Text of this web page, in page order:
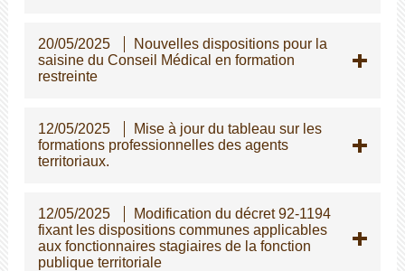
20/05/2025
Nouvelles dispositions pour la
saisine du Conseil Médical en formation
restreinte
12/05/2025
Mise à jour du tableau sur les
formations professionnelles des agents
territoriaux.
12/05/2025
Modification du décret 92-1194
fixant les dispositions communes applicables
aux fonctionnaires stagiaires de la fonction
publique territoriale